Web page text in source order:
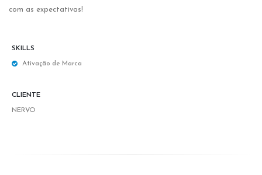
com as expectativas!
SKILLS
Ativação de Marca
CLIENTE
NERVO